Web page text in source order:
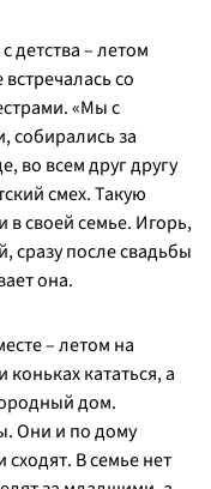
детства – летом
со
«Мы с
собирались за
во всем друг другу
смех. Такую
в своей семье. Игорь,
сразу после свадьбы
она.
– летом на
кататься, а
дом.
Они и по дому
В семье нет